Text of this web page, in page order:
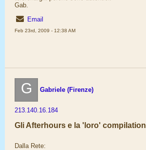
Gab.
Email
Feb 23rd, 2009 - 12:38 AM
G Gabriele (Firenze)
213.140.16.184
Gli Afterhours e la 'loro' compilation
Dalla Rete: